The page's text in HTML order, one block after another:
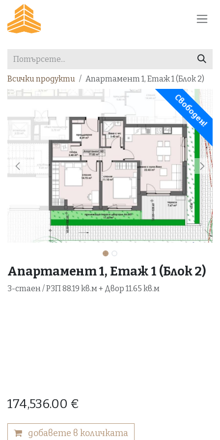
Преминете към съдържание
Всички продукти Апартамент 1, Етаж 1 (Блок 2)
Свободен!
Апартамент 1, Етаж 1 (Блок 2)
3-стаен / РЗП 88.19 кв.м + Двор 11.65 кв.м
174,536.00 €
добавете в количката